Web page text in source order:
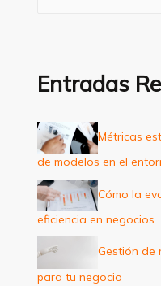
a
p
o
r
:
Entradas
Métricas
de modelos en el
Cómo la
eficiencia en negocios
Gestión de
para tu negocio